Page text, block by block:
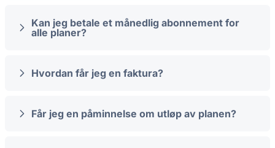
Kan jeg betale et månedlig abonnement for
alle planer?
Hvordan får jeg en faktura?
Får jeg en påminnelse om utløp av planen?